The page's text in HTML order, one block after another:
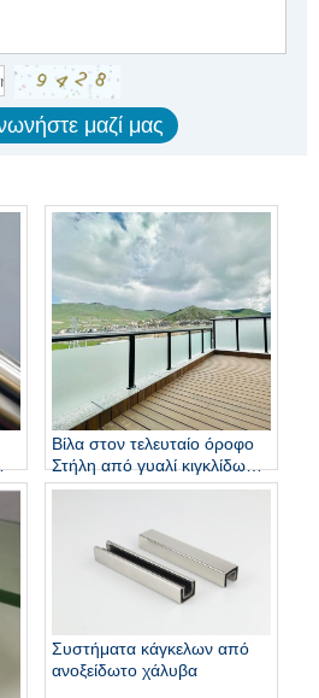
Βίλα στον τελευταίο όροφο
Στήλη από γυαλί κιγκλίδωμα
από ανοξείδωτο χάλυβα,
ανοξείδωτο ατσάλι
Συστήματα κάγκελων από
ανοξείδωτο χάλυβα